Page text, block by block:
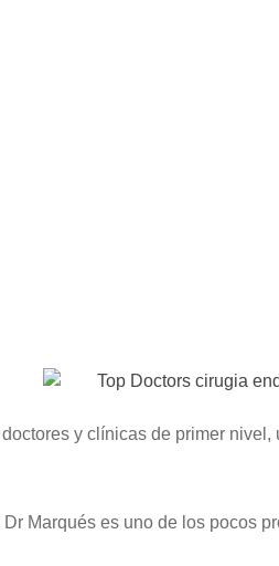
y clínicas de primer
Marqués es uno de los